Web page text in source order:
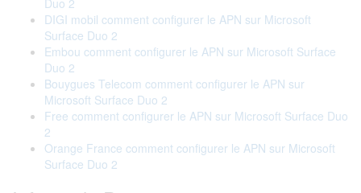
Duo 2
DIGI mobil comment configurer le APN sur Microsoft
Surface Duo 2
Embou comment configurer le APN sur Microsoft Surface
Duo 2
Bouygues Telecom comment configurer le APN sur
Microsoft Surface Duo 2
Free comment configurer le APN sur Microsoft Surface Duo
2
Orange France comment configurer le APN sur Microsoft
Surface Duo 2